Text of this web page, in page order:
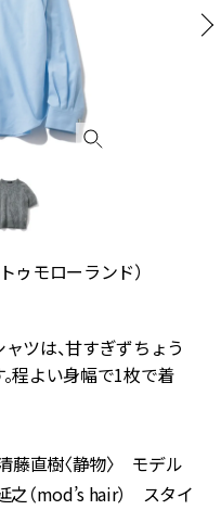
ゥモローランド）
ツは、甘すぎずちょう
程よい身幅で1枚で着
清藤直樹〈静物〉 モデル
（mod’s hair） スタイ